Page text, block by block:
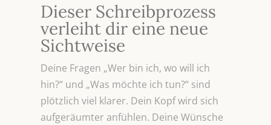
Dieser Schreibprozess
verleiht dir eine neue
Sichtweise
Deine Fragen „Wer bin ich, wo will ich
hin?“ und „Was möchte ich tun?“ sind
plötzlich viel klarer. Dein Kopf wird sich
aufgeräumter anfühlen. Deine Wünsche